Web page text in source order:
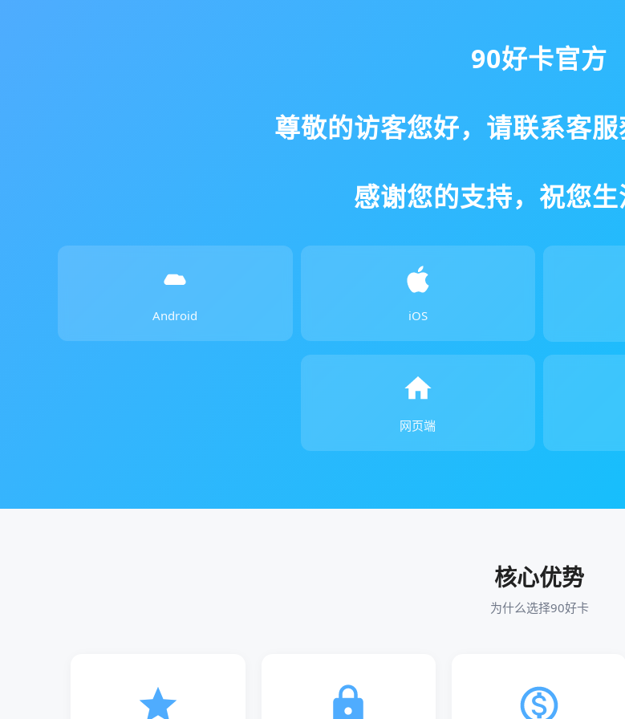
90好卡官方
尊敬的访客您好，请联系客服
感谢您的支持，祝您生
Android iOS
网页端
核心优势
为什么选择90好卡